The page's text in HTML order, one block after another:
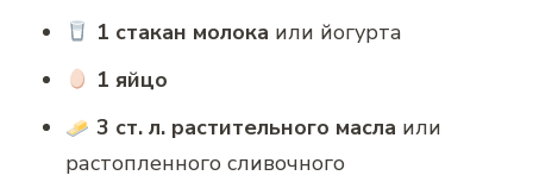
1 стакан молока или йогурта
1 яйцо
3 ст. л. растительного масла или
растопленного сливочного